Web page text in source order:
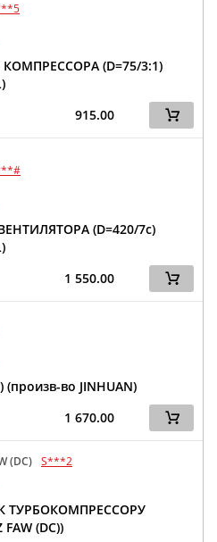
(D=75/3:1)
915.00
(D=420/7c)
1 550.00
во JINHUAN)
1 670.00
(DC) S***2
ТУРБОКОМПРЕССОРУ
(DC))